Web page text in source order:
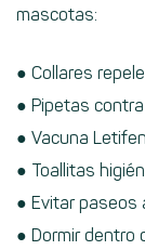
mascotas:
● Collares
● Pipetas
● Vacuna
● Toallitas
● Evitar paseos
● Dormir dentro